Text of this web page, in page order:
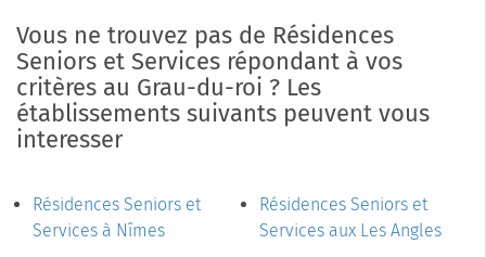
Vous ne trouvez pas de Résidences
Seniors et Services répondant à vos
critères au Grau-du-roi ? Les
établissements suivants peuvent vous
interesser
Résidences Seniors et
Services à Nîmes
Résidences Seniors et
Services aux Les Angles